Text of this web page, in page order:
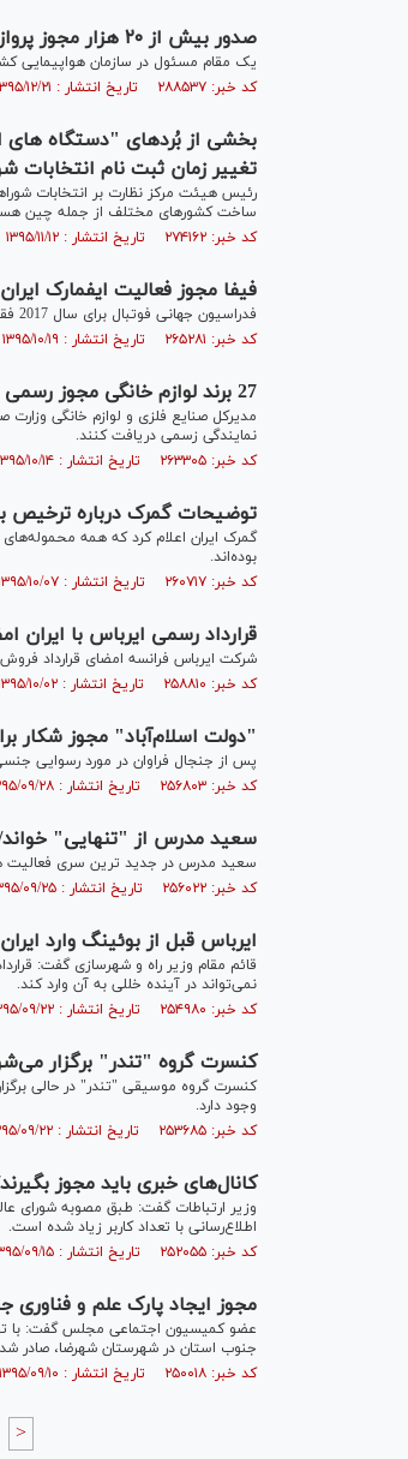
صدور بیش از ۲۰ هزار مجوز پرواز فوق‌العاده برای نوروز ۹۶
یک مقام مسئول در سازمان هواپیمایی کشوری از صدور مجوز ۲۰ هزار و ۵۰۰ پرواز فوق العاده
کد خبر: ۲۸۸۵۳۷ تاریخ انتشار : ۱۳۹۵/۱۲/۲۱
بخشی از بُردهای "دستگاه های
تغییر زمان ثبت نام انتخابات
رئیس هیئت مرکز نظارت بر انتخابات
ساخت کشورهای مختلف از جمله چین
کد خبر: ۲۷۴۱۶۲ تاریخ انتشار : ۱۳۹۵/۱۱/۱۲
فیفا مجوز فعالیت ایفمارک ایران را در
فدراسیون جهانی فوتبال برای سال 2017 فقط مجوز مرا کز پزشکی چهار کشور ایران، ژاپن ، قطر و امارات را در آسیا تایید کرد.
کد خبر: ۲۶۵۲۸۱ تاریخ انتشار : ۱۳۹۵/۱۰/۱۹
27 برند لوازم خانگی مجوز رسمی از شرکت‌های مادر اخذ کردند / سهم 40درصدی قاچاق از بازار کشور
نمایندگی زسمی دریافت کنند.
کد خبر: ۲۶۳۳۰۵ تاریخ انتشار : ۱۳۹۵/۱۰/۱۴
توضیحات گمرک درباره ترخیص
گمرک ایران اعلام کرد که همه
بوده‌اند.
کد خبر: ۲۶۰۷۱۷ تاریخ انتشار : ۱۳۹۵/۱۰/۰۷
قرارداد رسمی ایرباس با ایران امضا شد/ تحویل ۱۰۰ فروند
شرکت ایرباس فرانسه امضای قرارداد فروش
کد خبر: ۲۵۸۸۱۰ تاریخ انتشار : ۱۳۹۵/۱۰/۰۲
"دولت اسلام‌آباد" مجوز شکار
پس از جنجال فراوان در مورد رسوایی
کد خبر: ۲۵۶۸۰۳ تاریخ انتشار : ۱۳۹۵/۰۹/۲۸
سعید مدرس از "تنهایی" خواند/
سعید مدرس در جدید ترین سری فعالیت
کد خبر: ۲۵۶۰۲۲ تاریخ انتشار : ۱۳۹۵/۰۹/۲۵
ایرباس قبل از بوئینگ وارد
نمی‌تواند در آینده خللی به آن وارد کند.
کد خبر: ۲۵۴۹۸۰ تاریخ انتشار : ۱۳۹۵/۰۹/۲۲
کنسرت گروه "تندر" برگزار
کنسرت گروه موسیقی "تندر" در حالی
وجود دارد.
کد خبر: ۲۵۳۶۸۵ تاریخ انتشار : ۱۳۹۵/۰۹/۲۲
کانال‌های خبری باید مجوز
وزیر ارتباطات گفت: طبق مصوبه شورای
اطلاع‌رسانی با تعداد کاربر زیاد شده است.
کد خبر: ۲۵۲۰۵۵ تاریخ انتشار : ۱۳۹۵/۰۹/۱۵
مجوز ایجاد پارک علم و
عضو کمیسیون اجتماعی مجلس گفت: با
جنوب استان در شهرستان شهرضا، صادر
کد خبر: ۲۵۰۰۱۸ تاریخ انتشار : ۱۳۹۵/۰۹/۱۰
>